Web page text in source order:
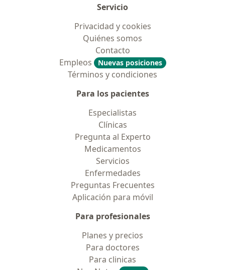
Servicio
Privacidad y cookies
Quiénes somos
Contacto
Empleos
Nuevas posiciones
Términos y condiciones
Para los pacientes
Especialistas
Clínicas
Pregunta al Experto
Medicamentos
Servicios
Enfermedades
Preguntas Frecuentes
Aplicación para móvil
Para profesionales
Planes y precios
Para doctores
Para clinicas